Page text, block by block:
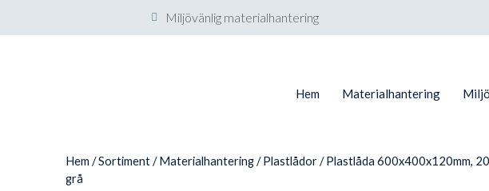
Miljövänlig materialhantering
Hem Materialhantering
Hem /Sortiment/Materialhantering/Plastlådor/ Plastlåda 600x400x120mm,
grå